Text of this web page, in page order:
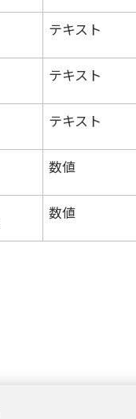
テキスト
テキスト
テキスト
数値
数値